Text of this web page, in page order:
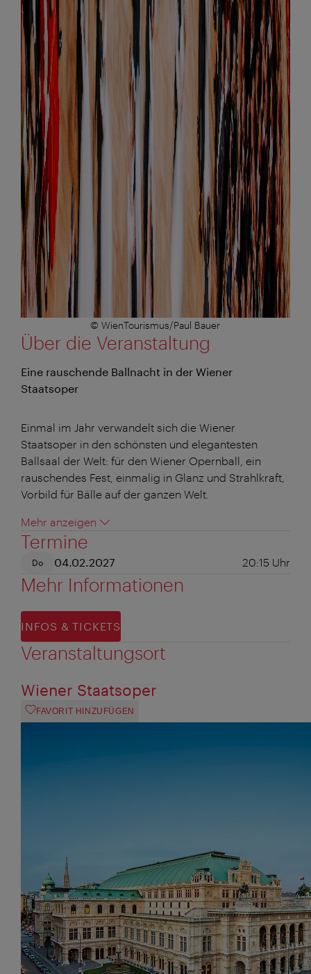
© WienTourismus/Paul Bauer
Über die Veranstaltung
Eine rauschende Ballnacht in der Wiener
Staatsoper
Einmal im Jahr verwandelt sich die Wiener
Staatsoper in den schönsten und elegantesten
Ballsaal der Welt: für den Wiener Opernball, ein
rauschendes Fest, einmalig in Glanz und Strahlkraft,
Vorbild für Bälle auf der ganzen Welt.
Mehr anzeigen
Termine
Do 04.02.2027 20:15 Uhr
Mehr Informationen
INFOS & TICKETS
Veranstaltungsort
Wiener Staatsoper
FAVORIT HINZUFÜGEN